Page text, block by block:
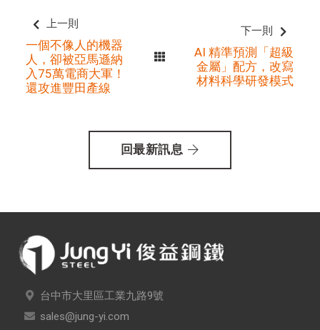
上一則
一個不像人的機器
人，卻被亞馬遜納
入75萬電商大軍！
還攻進豐田產線
下一則
AI 精準預測「超級
金屬」配方，改寫
材料科學研發模式
回最新訊息
台中市大里區工業九路9號
sales@jung-yi.com